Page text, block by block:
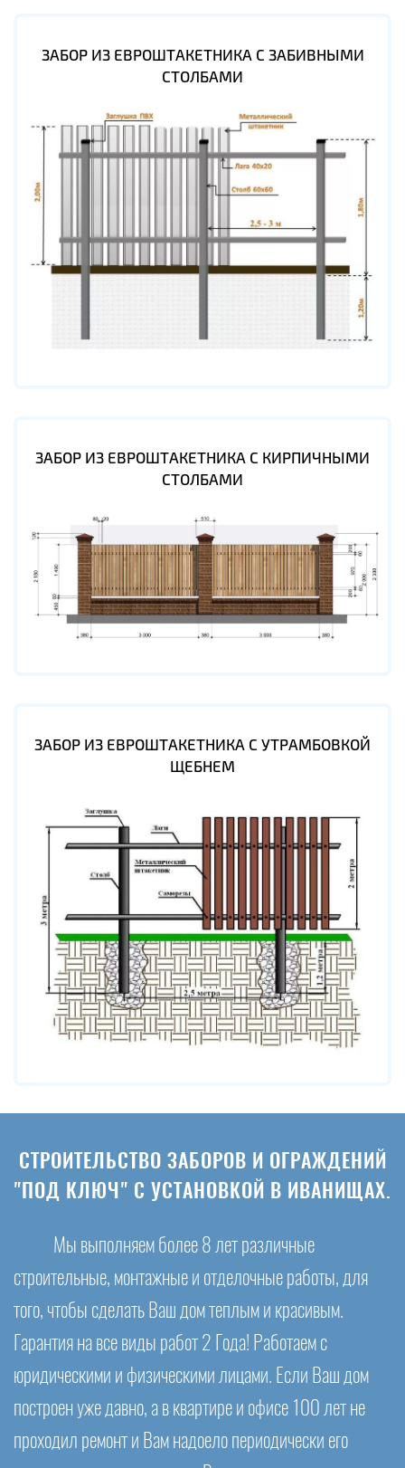
ЗАБОР ИЗ ЕВРОШТАКЕТНИКА С ЗАБИВНЫМИ
СТОЛБАМИ
ЗАБОР ИЗ ЕВРОШТАКЕТНИКА С КИРПИЧНЫМИ
СТОЛБАМИ
ЗАБОР ИЗ ЕВРОШТАКЕТНИКА С УТРАМБОВКОЙ
ЩЕБНЕМ
СТРОИТЕЛЬСТВО ЗАБОРОВ И ОГРАЖДЕНИЙ
"ПОД КЛЮЧ" С УСТАНОВКОЙ В ИВАНИЩАХ.
Мы выполняем более 8 лет различные
строительные, монтажные и отделочные работы, для
того, чтобы сделать Ваш дом теплым и красивым.
Гарантия на все виды работ 2 Года! Работаем с
юридическими и физическими лицами. Если Ваш дом
построен уже давно, а в квартире и офисе 100 лет не
проходил ремонт и Вам надоело периодически его